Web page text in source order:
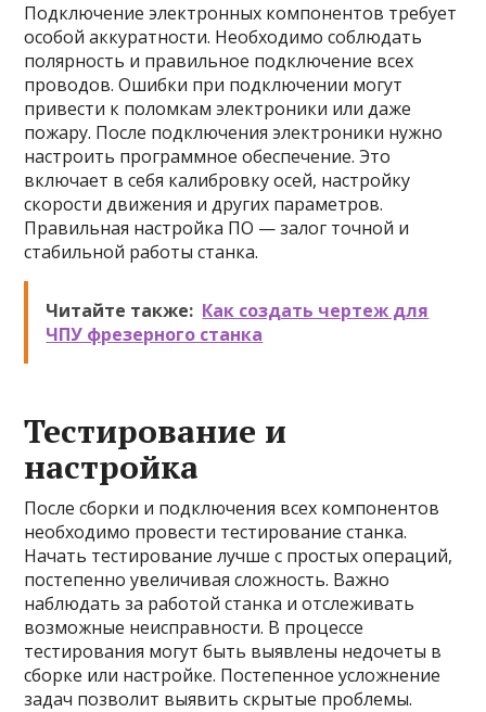
Подключение электронных компонентов требует
особой аккуратности. Необходимо соблюдать
полярность и правильное подключение всех
проводов. Ошибки при подключении могут
привести к поломкам электроники или даже
пожару. После подключения электроники нужно
настроить программное обеспечение. Это
включает в себя калибровку осей, настройку
скорости движения и других параметров.
Правильная настройка ПО — залог точной и
стабильной работы станка.
Читайте также: Как создать чертеж для
ЧПУ фрезерного станка
Тестирование и
настройка
После сборки и подключения всех компонентов
необходимо провести тестирование станка.
Начать тестирование лучше с простых операций,
постепенно увеличивая сложность. Важно
наблюдать за работой станка и отслеживать
возможные неисправности. В процессе
тестирования могут быть выявлены недочеты в
сборке или настройке. Постепенное усложнение
задач позволит выявить скрытые проблемы.